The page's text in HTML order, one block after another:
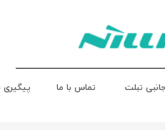
تبلت تماس با ما